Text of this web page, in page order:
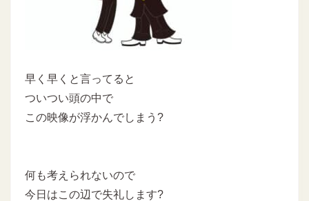
早く早くと言ってると
ついつい頭の中で
この映像が浮かんでしまう?
何も考えられないので
今日はこの辺で失礼します?